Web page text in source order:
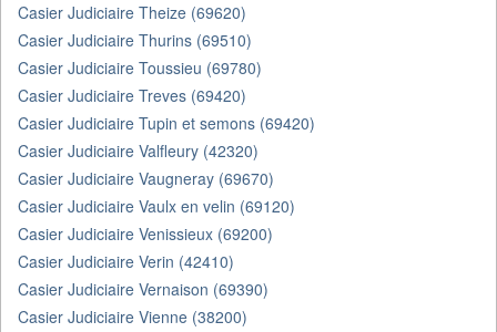
Casier Judiciaire Theize (69620)
Casier Judiciaire Thurins (69510)
Casier Judiciaire Toussieu (69780)
Casier Judiciaire Treves (69420)
Casier Judiciaire Tupin et semons (69420)
Casier Judiciaire Valfleury (42320)
Casier Judiciaire Vaugneray (69670)
Casier Judiciaire Vaulx en velin (69120)
Casier Judiciaire Venissieux (69200)
Casier Judiciaire Verin (42410)
Casier Judiciaire Vernaison (69390)
Casier Judiciaire Vienne (38200)